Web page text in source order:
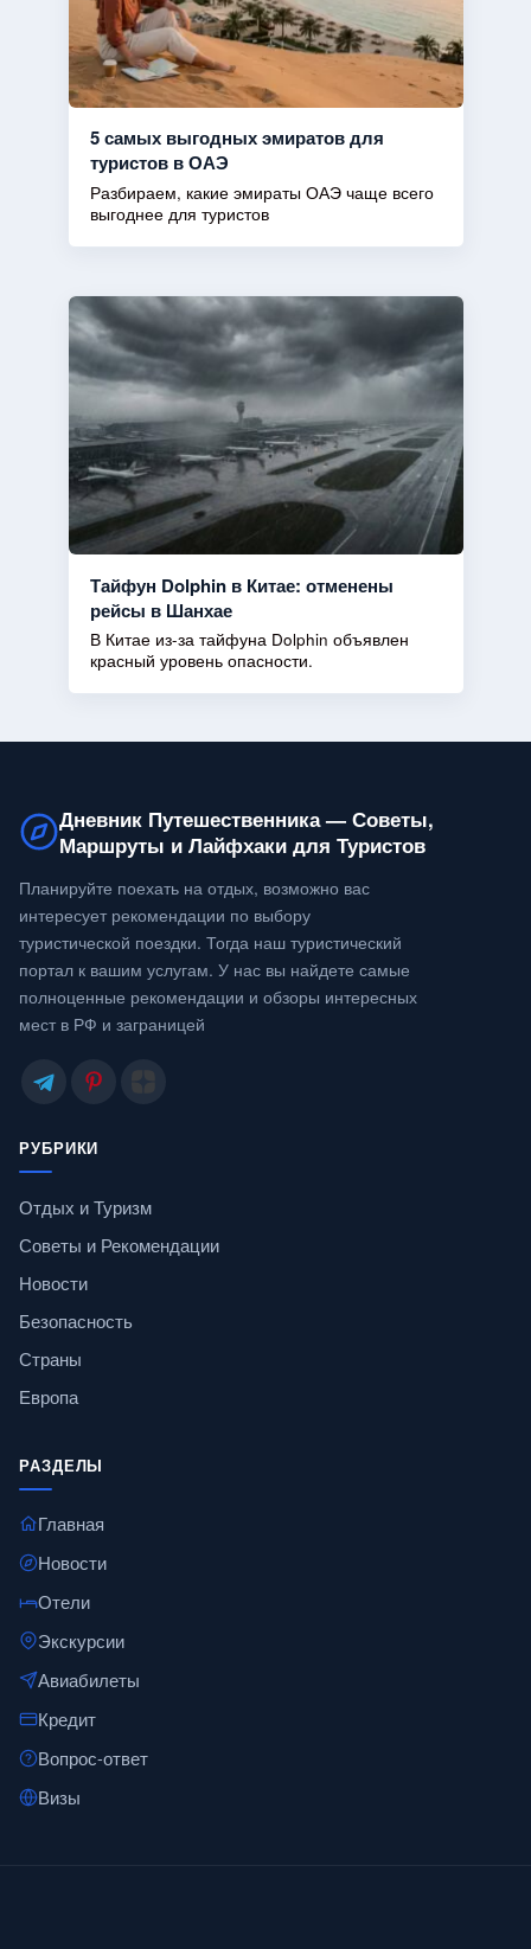
5 самых выгодных эмиратов для
туристов в ОАЭ
Разбираем, какие эмираты ОАЭ чаще всего
выгоднее для туристов
Тайфун Dolphin в Китае: отменены
рейсы в Шанхае
В Китае из-за тайфуна Dolphin объявлен
красный уровень опасности.
Дневник Путешественника — Советы,
Маршруты и Лайфхаки для Туристов
Планируйте поехать на отдых, возможно вас
интересует рекомендации по выбору
туристической поездки. Тогда наш туристический
портал к вашим услугам. У нас вы найдете самые
полноценные рекомендации и обзоры интересных
мест в РФ и заграницей
РУБРИКИ
Отдых и Туризм
Советы и Рекомендации
Новости
Безопасность
Страны
Европа
РАЗДЕЛЫ
Главная
Новости
Отели
Экскурсии
Авиабилеты
Кредит
Вопрос-ответ
Визы